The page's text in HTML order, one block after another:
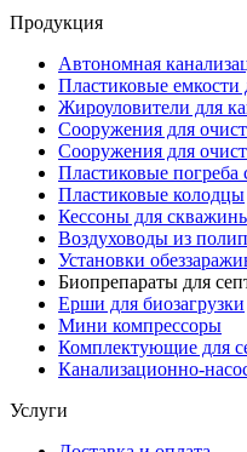
Продукция
Автономная
Пластиковые емкости
Жироуловители для
Сооружения для
Сооружения для
Пластиковые
Пластиковые колодцы
Кессоны для
Воздуховоды из
Установки
Биопрепараты для
Ерши для биозагрузки
Мини компрессоры
Комплектующие для
Канализационно-
Услуги